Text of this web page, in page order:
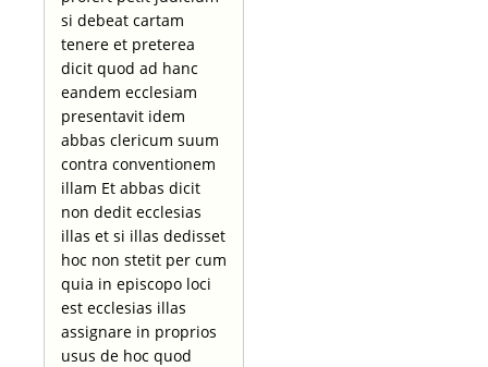
si debeat cartam
tenere et preterea
dicit quod ad hanc
eandem ecclesiam
presentavit idem
abbas clericum suum
contra conventionem
illam Et abbas dicit
non dedit ecclesias
illas et si illas dedisset
hoc non stetit per cum
quia in episcopo loci
est ecclesias illas
assignare in proprios
usus de hoc quod